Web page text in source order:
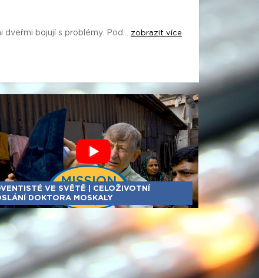
bojují s problémy. Pod... zobrazit více
VE SVĚTĚ | CELOŽIVOTNÍ
DOKTORA MOSKALY